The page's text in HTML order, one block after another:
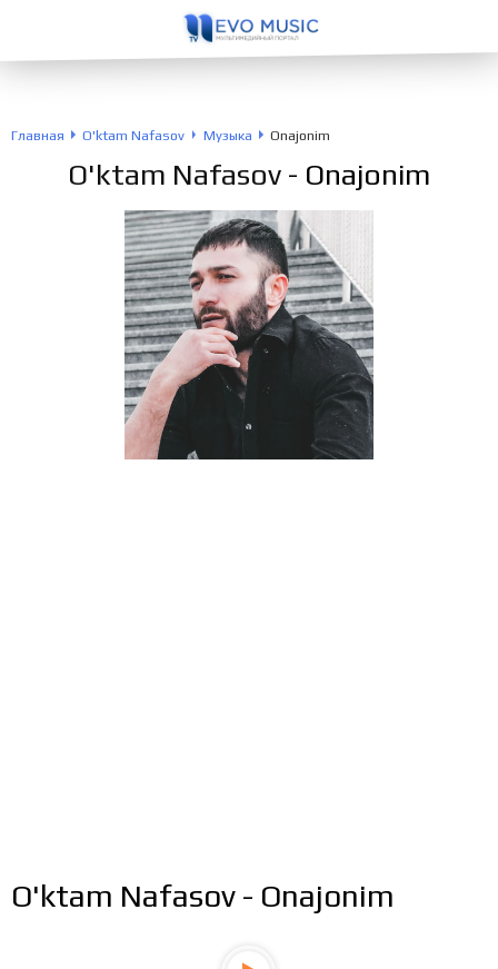
Главная O'ktam Nafasov Музыка Onajonim
O'ktam Nafasov - Onajonim
O'ktam Nafasov - Onajonim